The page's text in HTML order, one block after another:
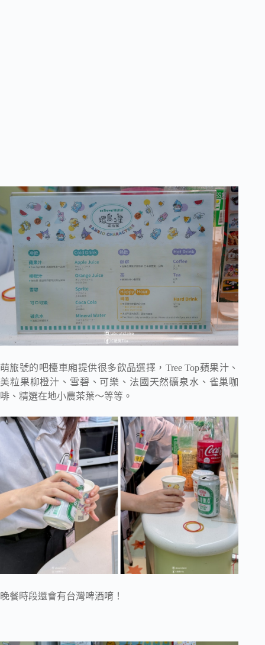
萌旅號的吧檯車廂提供很多飲品選擇，Tree Top蘋果汁、
美粒果柳橙汁、雪碧、可樂、法國天然礦泉水、雀巢咖
啡、精選在地小農茶葉～等等。
晚餐時段還會有台灣啤酒唷！